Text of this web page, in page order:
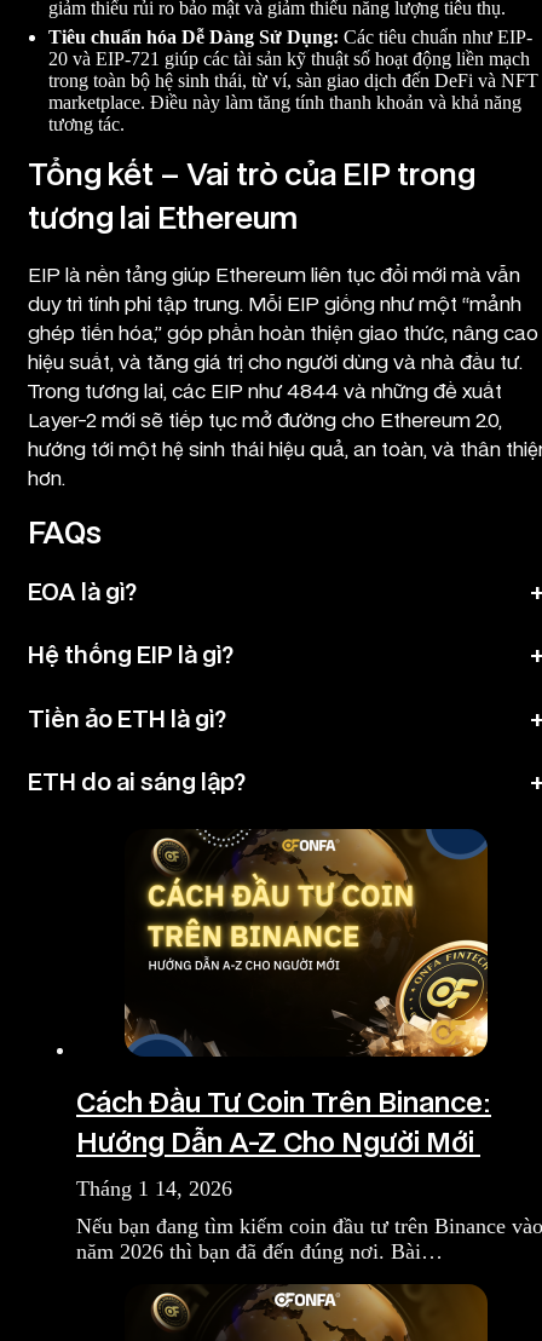
giảm thiểu rủi ro bảo mật và giảm thiểu năng lượng tiêu thụ.
Tiêu chuẩn hóa Dễ Dàng Sử Dụng: Các tiêu chuẩn như EIP-
20 và EIP-721 giúp các tài sản kỹ thuật số hoạt động liền mạch
trong toàn bộ hệ sinh thái, từ ví, sàn giao dịch đến DeFi và NFT
marketplace. Điều này làm tăng tính thanh khoản và khả năng
tương tác.
Tổng kết – Vai trò của EIP trong
tương lai Ethereum
EIP là nền tảng giúp Ethereum liên tục đổi mới mà vẫn
duy trì tính phi tập trung. Mỗi EIP giống như một “mảnh
ghép tiến hóa,” góp phần hoàn thiện giao thức, nâng cao
hiệu suất, và tăng giá trị cho người dùng và nhà đầu tư.
Trong tương lai, các EIP như 4844 và những đề xuất
Layer-2 mới sẽ tiếp tục mở đường cho Ethereum 2.0,
hướng tới một hệ sinh thái hiệu quả, an toàn, và thân
hơn.
FAQs
EOA là gì?
Hệ thống EIP là gì?
Tiền ảo ETH là gì?
ETH do ai sáng lập?
Cách Đầu Tư Coin Trên Binance:
Hướng Dẫn A-Z Cho Người Mới
Tháng 1 14, 2026
Nếu bạn đang tìm kiếm coin đầu tư trên Binance vào
năm 2026 thì bạn đã đến đúng nơi. Bài…